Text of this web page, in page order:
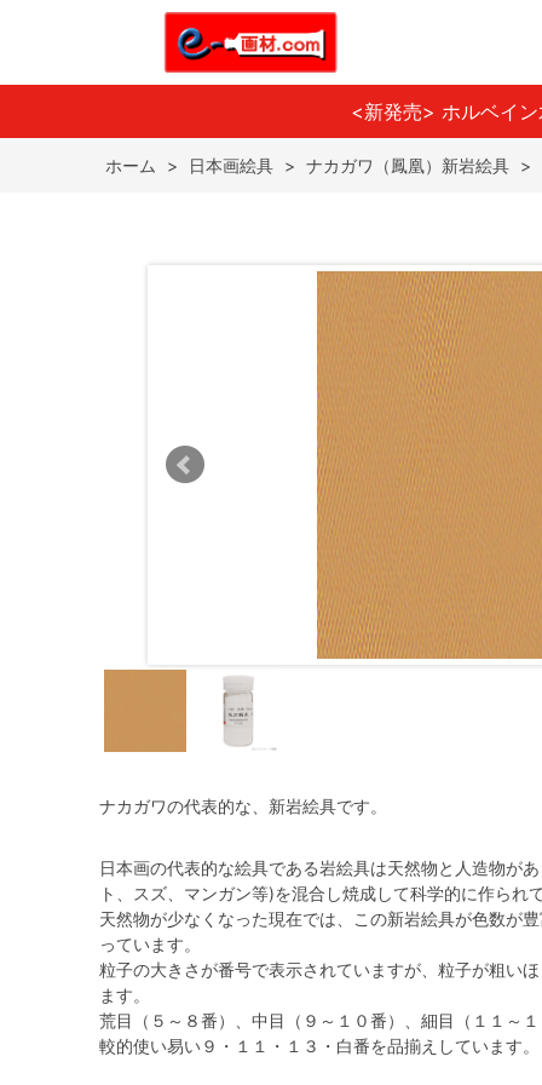
<新発売> ホルベイ
ホーム > 日本画絵具 > ナカガワ（鳳凰）新岩絵具 >
ナカガワの代表的な、新岩絵具です。
日本画の代表的な絵具である岩絵具は天然物と人造物が
ト、スズ、マンガン等)を混合し焼成して科学的に作られ
天然物が少なくなった現在では、この新岩絵具が色数が
っています。
粒子の大きさが番号で表示されていますが、粒子が粗い
ます。
荒目（５～８番）、中目（９～１０番）、細目（１１～
較的使い易い９・１１・１３・白番を品揃えしています。